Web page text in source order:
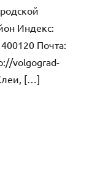
Индекс:
Почта:
volgograd-
[…]